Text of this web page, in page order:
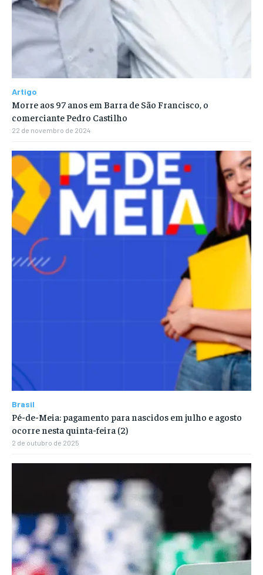
Artigo
Morre aos 97 anos em Barra de São Francisco, o
comerciante Pedro Castilho
22 de novembro de 2024
Brasil
Pé-de-Meia: pagamento para nascidos em julho e agosto
ocorre nesta quinta-feira (2)
2 de outubro de 2025